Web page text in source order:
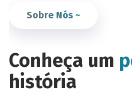
Sobre Nós ~
Conheça um
história